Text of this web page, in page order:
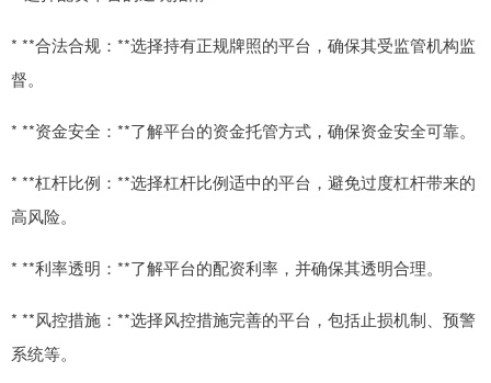
* **合法合规：**选择持有正规牌照的平台，确保其受监管机构监
督。
* **资金安全：**了解平台的资金托管方式，确保资金安全可靠。
* **杠杆比例：**选择杠杆比例适中的平台，避免过度杠杆带来的
高风险。
* **利率透明：**了解平台的配资利率，并确保其透明合理。
* **风控措施：**选择风控措施完善的平台，包括止损机制、预警
系统等。